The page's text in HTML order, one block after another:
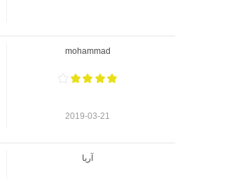
mohammad
2019-03-21
آریا